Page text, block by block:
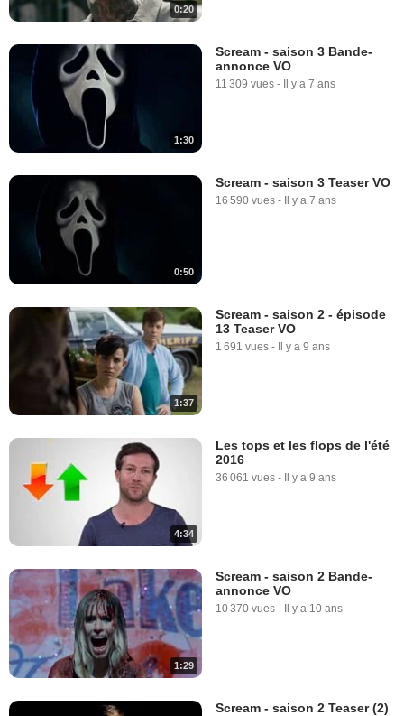
0:20
1:30
Scream - saison 3 Bande-
annonce VO
11 309 vues - Il y a 7 ans
0:50
Scream - saison 3 Teaser VO
16 590 vues - Il y a 7 ans
1:37
Scream - saison 2 - épisode
13 Teaser VO
1 691 vues - Il y a 9 ans
4:34
Les tops et les flops de l'été
2016
36 061 vues - Il y a 9 ans
1:29
Scream - saison 2 Bande-
annonce VO
10 370 vues - Il y a 10 ans
Scream - saison 2 Teaser (2)